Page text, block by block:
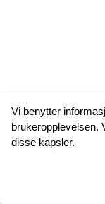
Vi benytter
brukeropplevelsen.
disse kapsler.